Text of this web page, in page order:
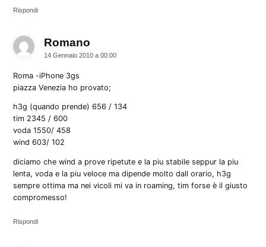
Rispondi
Romano
14 Gennaio 2010 a 00:00
Roma -iPhone 3gs
piazza Venezia ho provato;
h3g (quando prende) 656 / 134
tim 2345 / 600
voda 1550/ 458
wind 603/ 102
diciamo che wind a prove ripetute e la piu stabile seppur la piu
lenta, voda e la piu veloce ma dipende molto dall orario, h3g
sempre ottima ma nei vicoli mi va in roaming, tim forse è il giusto
compromesso!
Rispondi